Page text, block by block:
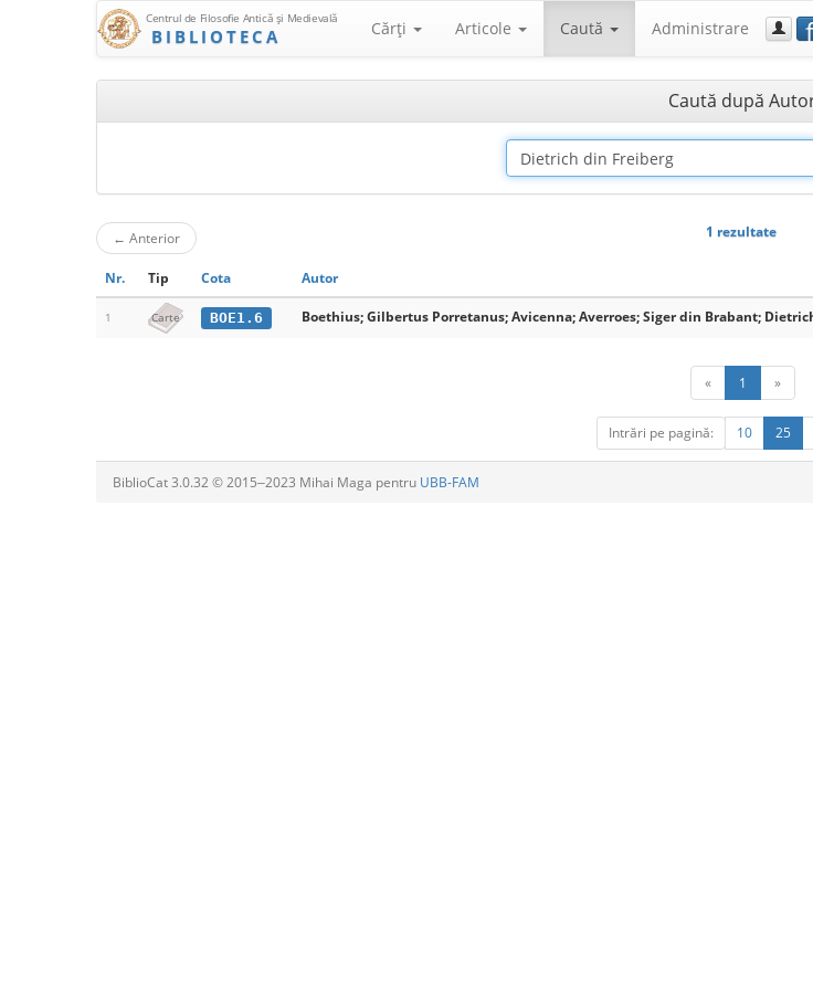
Centrul de Filosofie Antică şi Medievală
BIBLIOTECA Cărţi Articole Caută Administrare f
Caută după
← Anterior 1 rezultate
Nr. Tip Cota Autor
1 Carte BOE1.6 Boethius; Gilbertus Porretanus; Avicenna; Averroes; Siger din Brabant;
« 1 »
Intrări pe pagină: 10 25
BiblioCat 3.0.32 © 2015‒2023 Mihai Maga pentru UBB-FAM